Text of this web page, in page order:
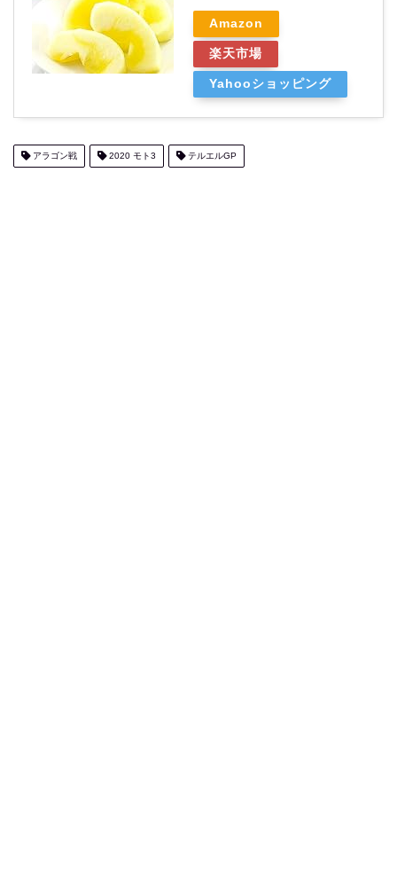
Amazon
楽天市場
Yahooショッピング
アラゴン戦 2020 モト3 テルエルGP